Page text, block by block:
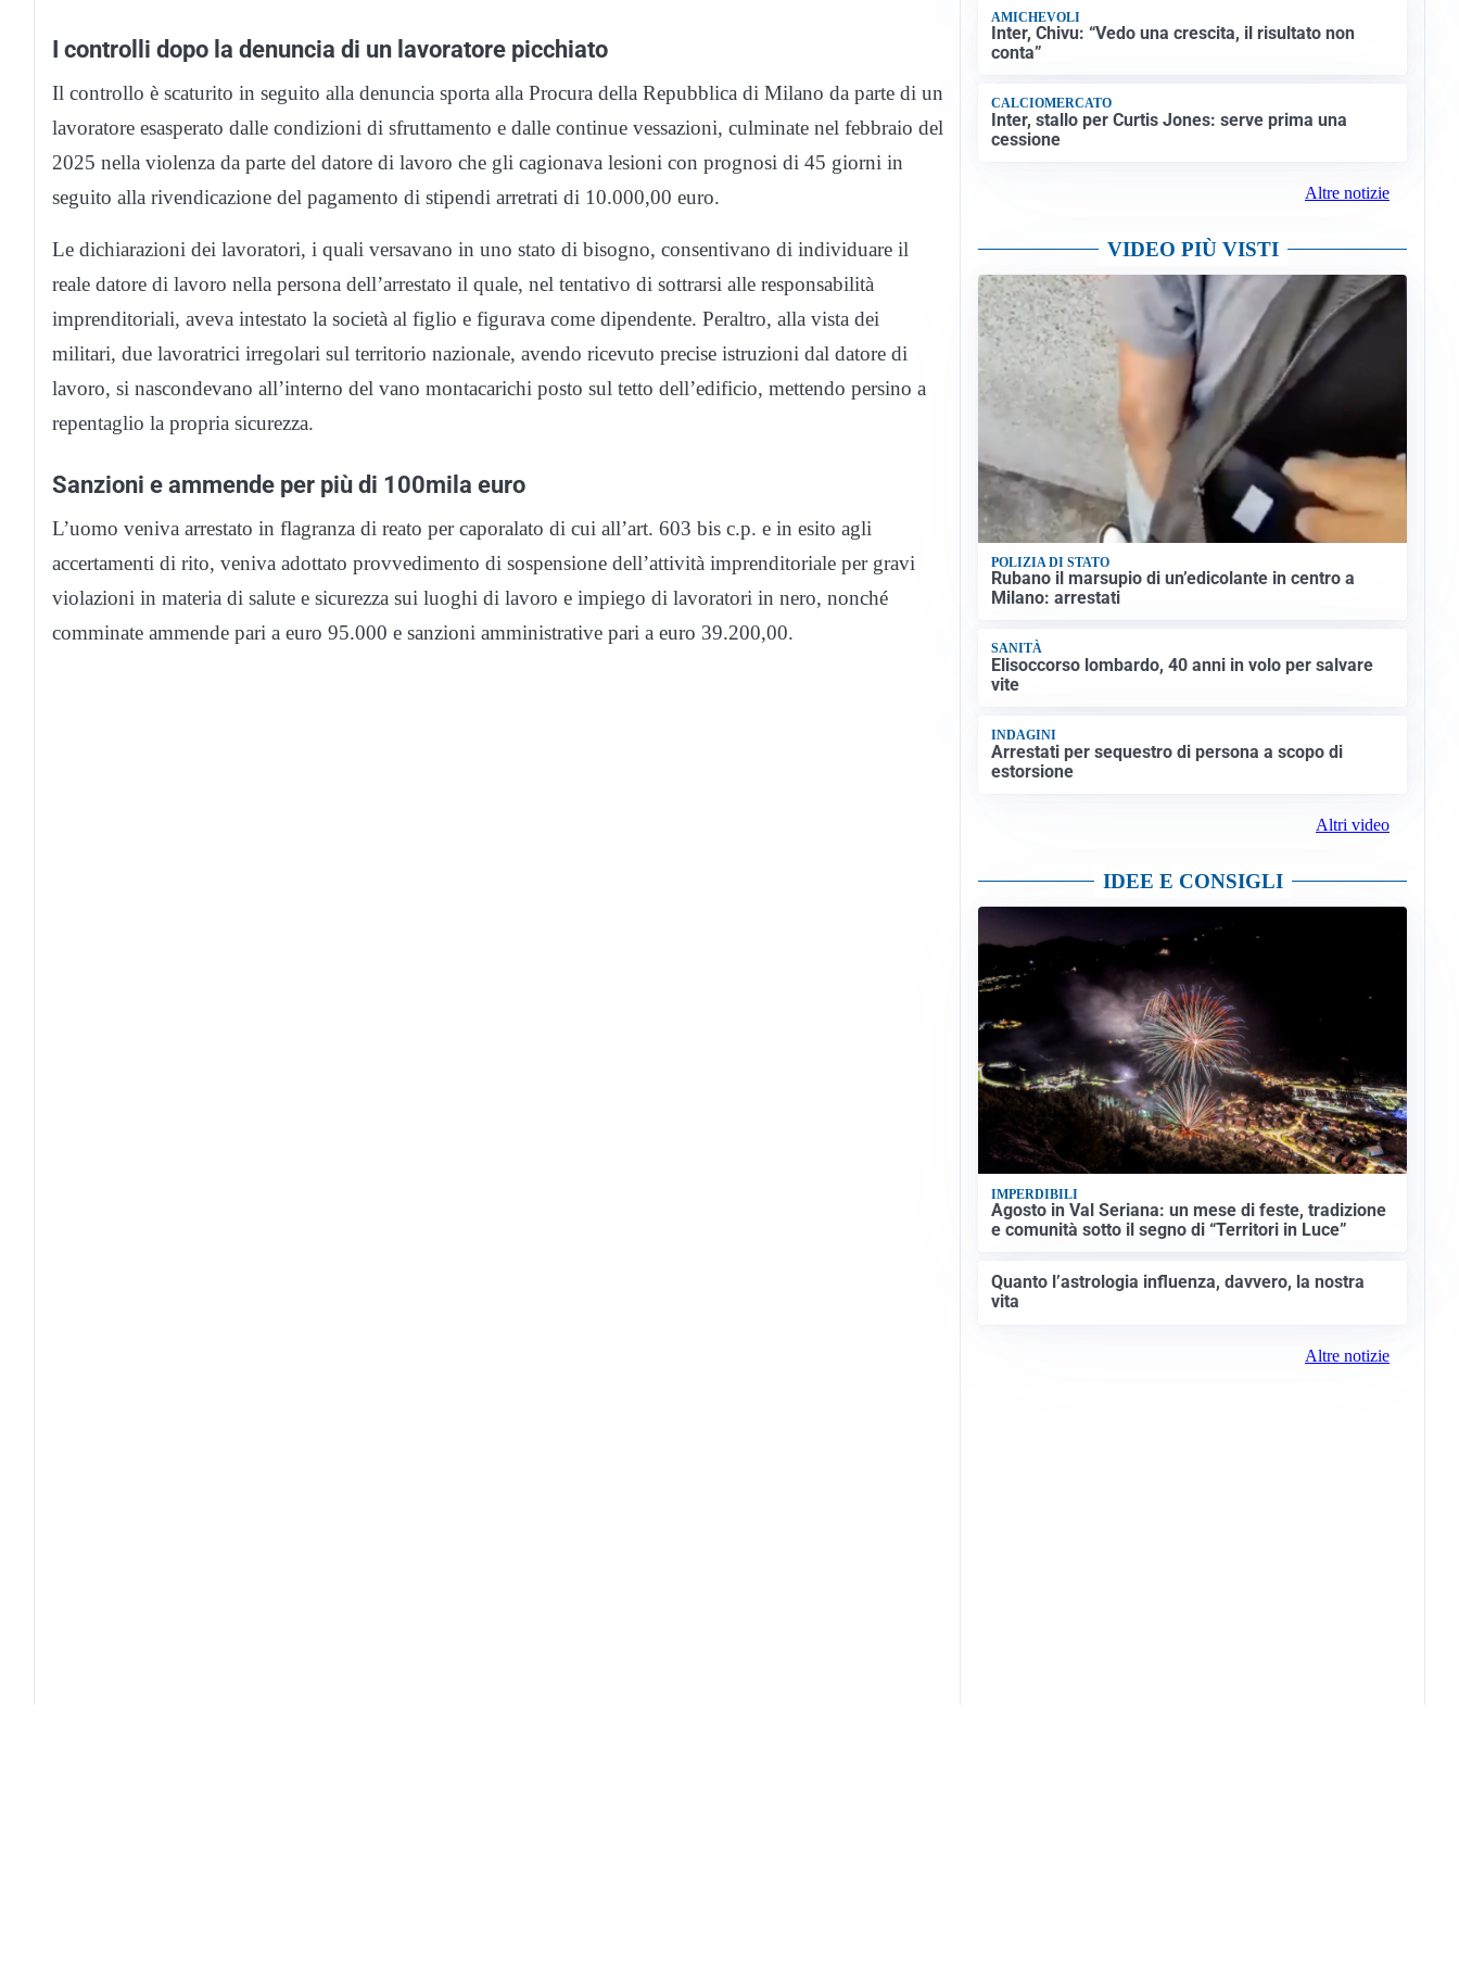
I controlli dopo la denuncia di un lavoratore picchiato
Il controllo è scaturito in seguito alla denuncia sporta alla Procura della Repubblica di Milano da parte di un
lavoratore esasperato dalle condizioni di sfruttamento e dalle continue vessazioni, culminate nel febbraio del
2025 nella violenza da parte del datore di lavoro che gli cagionava lesioni con prognosi di 45 giorni in
seguito alla rivendicazione del pagamento di stipendi arretrati di 10.000,00 euro.
Le dichiarazioni dei lavoratori, i quali versavano in uno stato di bisogno, consentivano di individuare il
reale datore di lavoro nella persona dell’arrestato il quale, nel tentativo di sottrarsi alle responsabilità
imprenditoriali, aveva intestato la società al figlio e figurava come dipendente. Peraltro, alla vista dei
militari, due lavoratrici irregolari sul territorio nazionale, avendo ricevuto precise istruzioni dal datore di
lavoro, si nascondevano all’interno del vano montacarichi posto sul tetto dell’edificio, mettendo persino a
repentaglio la propria sicurezza.
Sanzioni e ammende per più di 100mila euro
L’uomo veniva arrestato in flagranza di reato per caporalato di cui all’art. 603 bis c.p. e in esito agli
accertamenti di rito, veniva adottato provvedimento di sospensione dell’attività imprenditoriale per gravi
violazioni in materia di salute e sicurezza sui luoghi di lavoro e impiego di lavoratori in nero, nonché
comminate ammende pari a euro 95.000 e sanzioni amministrative pari a euro 39.200,00.
AMICHEVOLI
Inter, Chivu: “Vedo una crescita, il risultato non
conta”
CALCIOMERCATO
Inter, stallo per Curtis Jones: serve prima una
cessione
Altre notizie
VIDEO PIÙ VISTI
POLIZIA DI STATO
Rubano il marsupio di un’edicolante in centro a
Milano: arrestati
SANITÀ
Elisoccorso lombardo, 40 anni in volo per salvare
vite
INDAGINI
Arrestati per sequestro di persona a scopo di
estorsione
Altri video
IDEE E CONSIGLI
IMPERDIBILI
Agosto in Val Seriana: un mese di feste, tradizione
e comunità sotto il segno di “Territori in Luce”
Quanto l’astrologia influenza, davvero, la nostra
vita
Altre notizie